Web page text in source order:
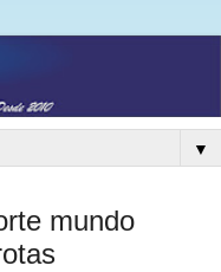
▼
mundo